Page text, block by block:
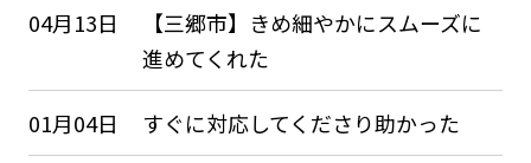
04月13日
【三郷市】きめ細やかにスムーズに
進めてくれた
01月04日 すぐに対応してくださり助かった